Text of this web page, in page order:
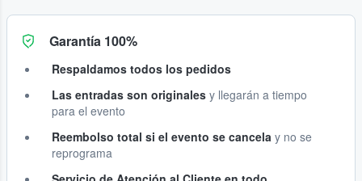
Garantía 100%
Respaldamos todos los pedidos
Las entradas son originales y llegarán a tiempo
para el evento
Reembolso total si el evento se cancela y no se
reprograma